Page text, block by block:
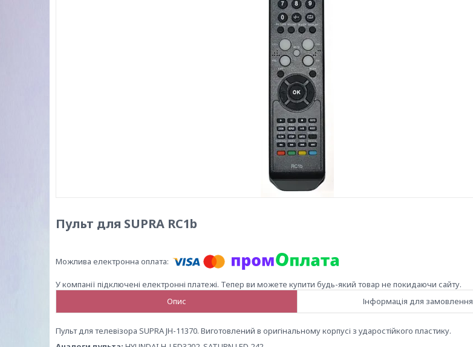
Пульт для SUPRA RC1b
У компанії підключені електронні платежі. Тепер ви можете купити будь-який товар не покидаючи сайту.
Опис
Інформація для замовлення
Пульт для телевізора SUPRA JH-11370. Виготовлений в оригінальному корпусі з ударостійкого пластику.